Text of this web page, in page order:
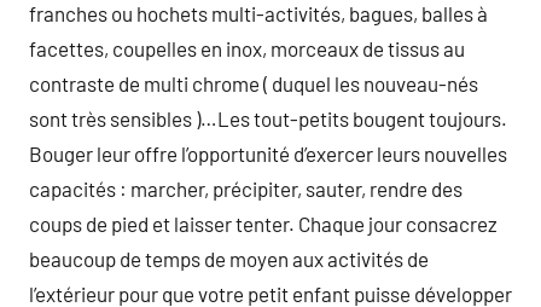
franches ou hochets multi-activités, bagues, balles à
facettes, coupelles en inox, morceaux de tissus au
contraste de multi chrome ( duquel les nouveau-nés
sont très sensibles )…Les tout-petits bougent toujours.
Bouger leur offre l’opportunité d’exercer leurs nouvelles
capacités : marcher, précipiter, sauter, rendre des
coups de pied et laisser tenter. Chaque jour consacrez
beaucoup de temps de moyen aux activités de
l’extérieur pour que votre petit enfant puisse développer